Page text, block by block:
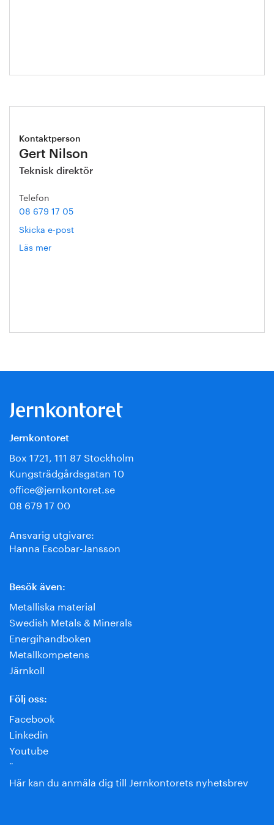
Kontaktperson
Gert Nilson
Teknisk direktör
Telefon
08 679 17 05
Skicka e-post
Läs mer
Jernkontoret
Box 1721, 111 87 Stockholm
Kungsträdgårdsgatan 10
office@jernkontoret.se
08 679 17 00
Ansvarig utgivare:
Hanna Escobar-Jansson
Besök även:
Metalliska material
Swedish Metals & Minerals
Energihandboken
Metallkompetens
Järnkoll
Följ oss:
Facebook
Linkedin
Youtube
¨
Här kan du anmäla dig till Jernkontorets nyhetsbrev